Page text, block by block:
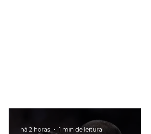
há 2 horas 1 min de leitura